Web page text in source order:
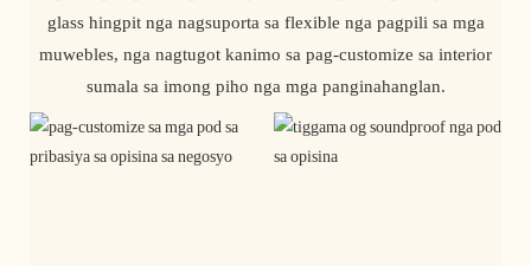
glass hingpit nga nagsuporta sa flexible nga pagpili sa mga
muwebles, nga nagtugot kanimo sa pag-customize sa interior
sumala sa imong piho nga mga panginahanglan.